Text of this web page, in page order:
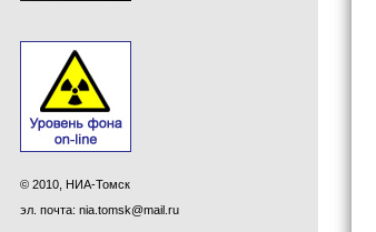
© 2010, НИА-Томск
эл. почта: nia.tomsk@mail.ru